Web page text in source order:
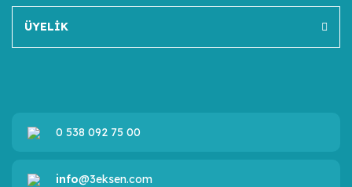
ÜYELİK
0 538 092 75 00
info@3eksen.com